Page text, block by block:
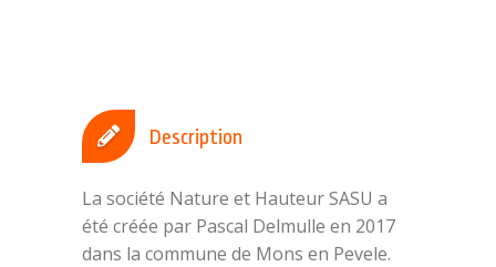
Description
La société Nature et Hauteur SASU a
été créée par Pascal Delmulle en 2017
dans la commune de Mons en Pevele.